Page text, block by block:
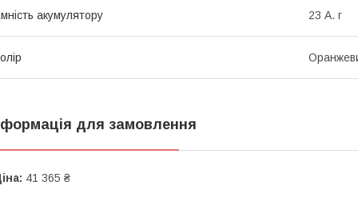
акумулятору 23 А. г
для замовлення
41 365 ₴